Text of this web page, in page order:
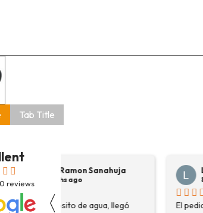
Tab Title
reviews
〈
Luis Ortega
8 months ago
El pedido cumplió con sus plazos,